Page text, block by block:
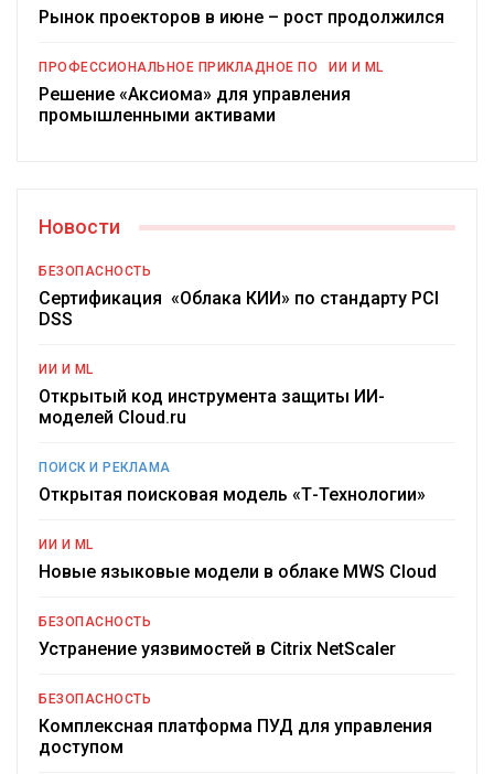
Рынок проекторов в июне – рост продолжился
ПРОФЕССИОНАЛЬНОЕ ПРИКЛАДНОЕ ПО ИИ И ML
Решение «Аксиома» для управления
промышленными активами
Новости
БЕЗОПАСНОСТЬ
Сертификация «Облака КИИ» по стандарту PCI
DSS
ИИ И ML
Открытый код инструмента защиты ИИ-
моделей Cloud.ru
ПОИСК И РЕКЛАМА
Открытая поисковая модель «Т-Технологии»
ИИ И ML
Новые языковые модели в облаке MWS Cloud
БЕЗОПАСНОСТЬ
Устранение уязвимостей в Citrix NetScaler
БЕЗОПАСНОСТЬ
Комплексная платформа ПУД для управления
доступом